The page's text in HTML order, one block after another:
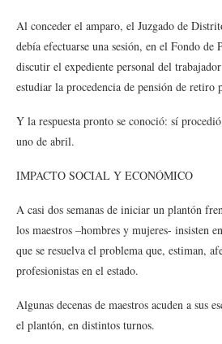
Al conceder el amparo, el Juzgado de
debía efectuarse una sesión, en el Fondo de
discutir el expediente personal del
estudiar la procedencia de pensión de retiro
Y la respuesta pronto se conoció: sí
uno de abril.
IMPACTO SOCIAL Y ECONÓMICO
A casi dos semanas de iniciar un plantón
los maestros –hombres y mujeres- insisten
que se resuelva el problema que, estiman,
profesionistas en el estado.
Algunas decenas de maestros acuden a sus
el plantón, en distintos turnos.